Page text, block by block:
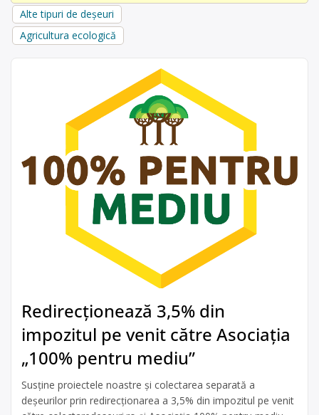
Alte tipuri de deșeuri
Agricultura ecologică
Redirecționează 3,5% din
impozitul pe venit către Asociația
„100% pentru mediu”
Susține proiectele noastre și colectarea separată a
deșeurilor prin redirecționarea a 3,5% din impozitul pe venit